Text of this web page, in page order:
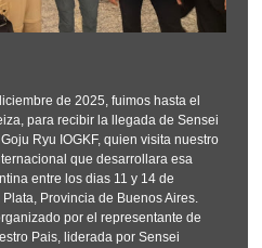
de 2025, fuimos hasta el
para recibir la llegada de Sensei
Ryu IOGKF, quien visita nuestro
que desarrollara esa
entre los dias 11 y 14 de
Provincia de Buenos Aires.
por el representante de
Pais, liderada por Sensei